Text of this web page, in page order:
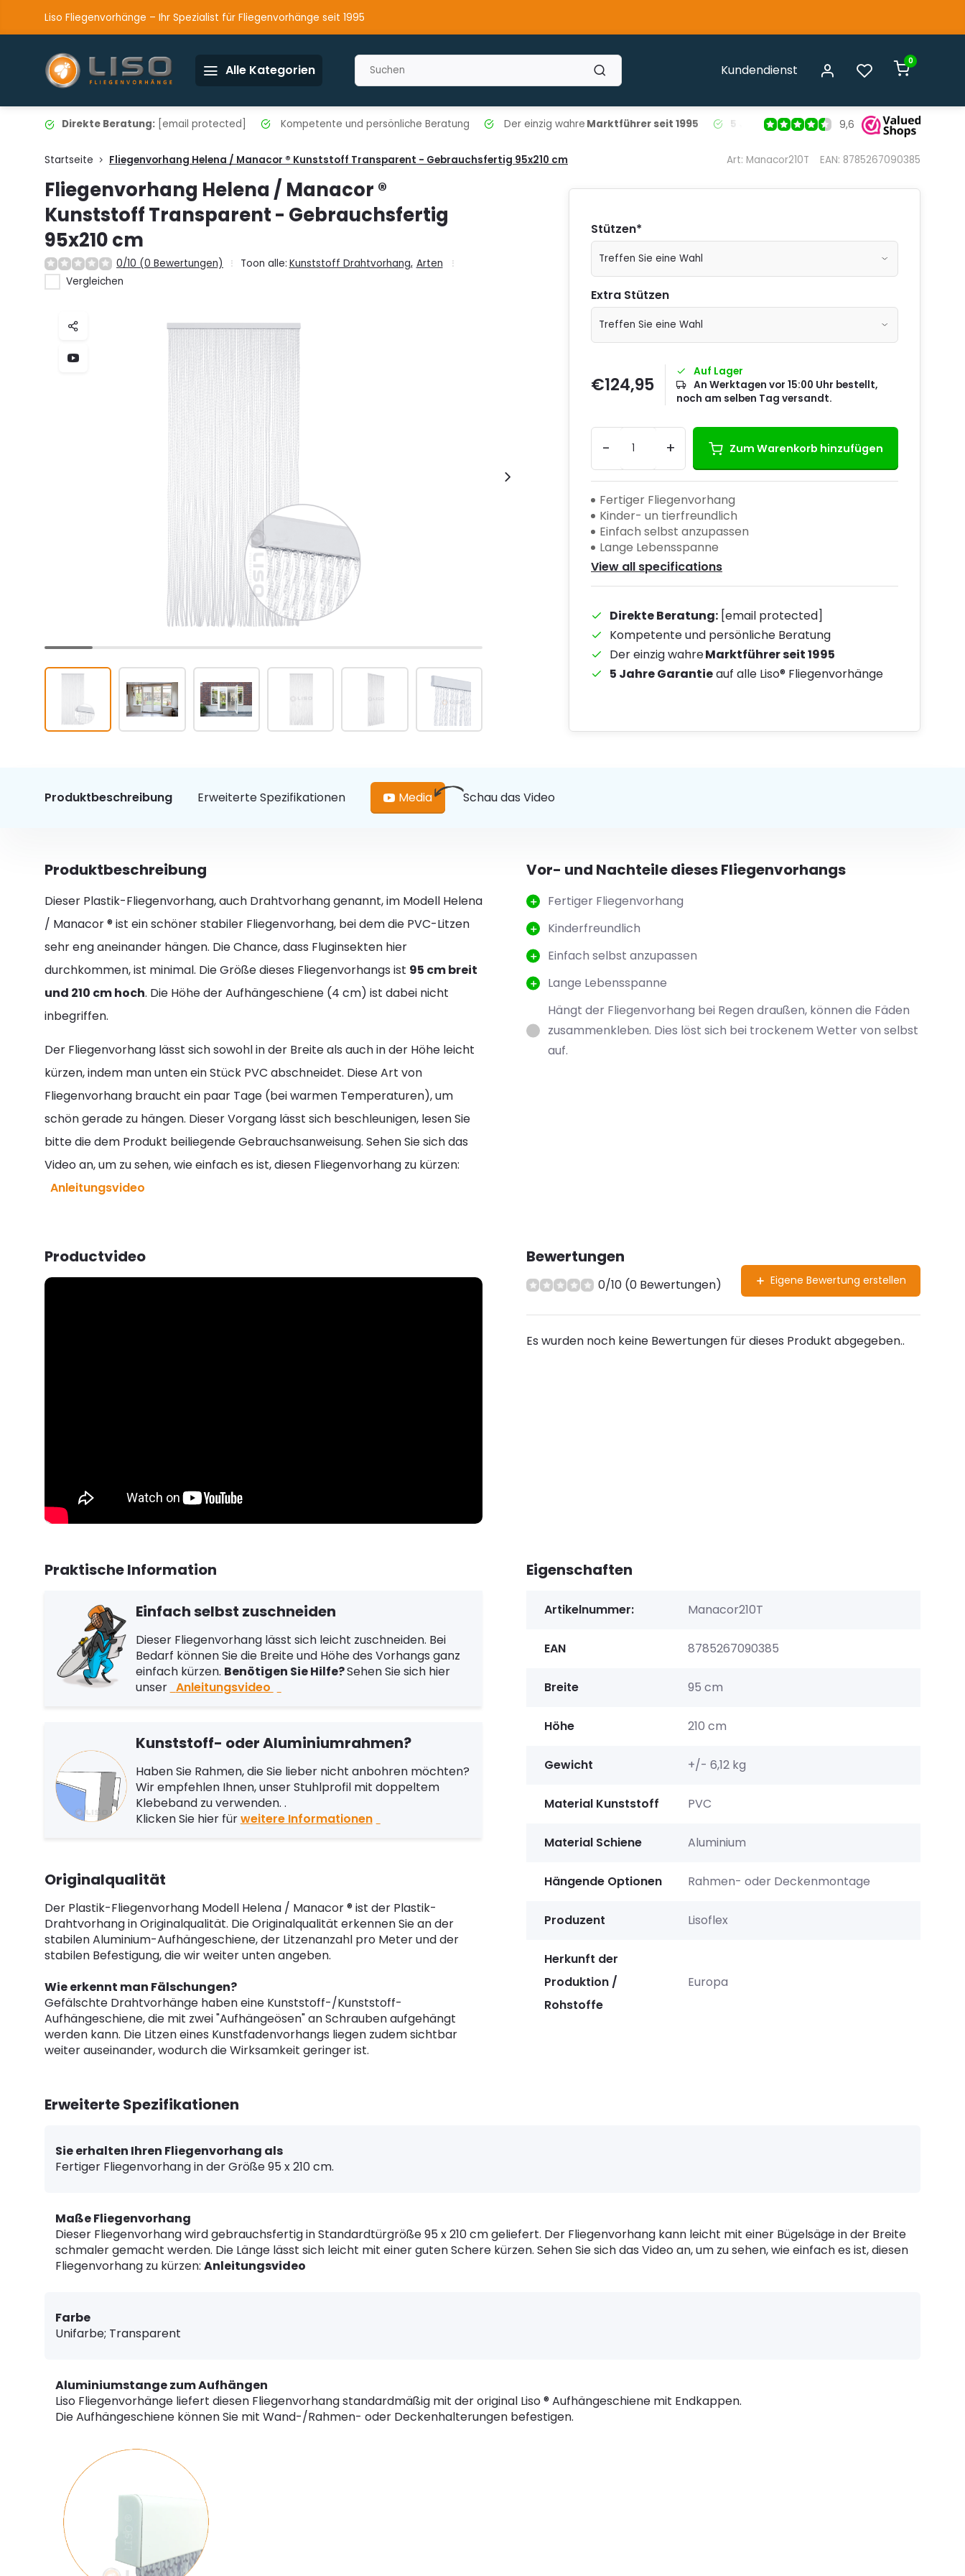
Liso Fliegenvorhänge – Ihr Spezialist für Fliegenvorhänge seit 1995
Alle Kategorien Kundendienst
0
Direkte Beratung: [email protected] Kompetente und persönliche Beratung Der einzig wahre Marktführer seit 1995 5 Jahre Garantieauf alle Liso®
9,6
Startseite Fliegenvorhang Helena / Manacor ® Kunststoff Transparent - Gebrauchsfertig 95x210 cm Art: Manacor210T EAN: 8785267090385
Fliegenvorhang Helena / Manacor ®
Kunststoff Transparent - Gebrauchsfertig
95x210 cm
0/10 (0 Bewertungen) Toon alle: Kunststoff Drahtvorhang, Arten
Vergleichen
Stützen*
Extra Stützen
€124,95
Auf Lager
An Werktagen vor 15:00 Uhr bestellt,
noch am selben Tag versandt.
- + Zum Warenkorb hinzufügen
Fertiger Fliegenvorhang
Kinder- un tierfreundlich
Einfach selbst anzupassen
Lange Lebensspanne
View all specifications
Direkte Beratung: [email protected]
Kompetente und persönliche Beratung
Der einzig wahreMarktführer seit 1995
5 Jahre Garantieauf alle Liso® Fliegenvorhänge
Produktbeschreibung Erweiterte Spezifikationen Media Schau das Video
Produktbeschreibung
Dieser Plastik-Fliegenvorhang, auch Drahtvorhang genannt, im Modell Helena
/ Manacor ® ist ein schöner stabiler Fliegenvorhang, bei dem die PVC-Litzen
sehr eng aneinander hängen. Die Chance, dass Fluginsekten hier
durchkommen, ist minimal. Die Größe dieses Fliegenvorhangs ist 95 cm breit
und 210 cm hoch. Die Höhe der Aufhängeschiene (4 cm) ist dabei nicht
inbegriffen.
Der Fliegenvorhang lässt sich sowohl in der Breite als auch in der Höhe leicht
kürzen, indem man unten ein Stück PVC abschneidet. Diese Art von
Fliegenvorhang braucht ein paar Tage (bei warmen Temperaturen), um
schön gerade zu hängen. Dieser Vorgang lässt sich beschleunigen, lesen Sie
bitte die dem Produkt beiliegende Gebrauchsanweisung. Sehen Sie sich das
Video an, um zu sehen, wie einfach es ist, diesen Fliegenvorhang zu kürzen:
Anleitungsvideo
Vor- und Nachteile dieses Fliegenvorhangs
Fertiger Fliegenvorhang
Kinderfreundlich
Einfach selbst anzupassen
Lange Lebensspanne
Hängt der Fliegenvorhang bei Regen draußen, können die Fäden
zusammenkleben. Dies löst sich bei trockenem Wetter von selbst
auf.
Productvideo Bewertungen
0/10 (0 Bewertungen) Eigene Bewertung erstellen
Es wurden noch keine Bewertungen für dieses Produkt abgegeben..
Praktische Information
Einfach selbst zuschneiden
Dieser Fliegenvorhang lässt sich leicht zuschneiden. Bei
Bedarf können Sie die Breite und Höhe des Vorhangs ganz
einfach kürzen. Benötigen Sie Hilfe?Sehen Sie sich hier
unser Anleitungsvideo
Kunststoff- oder Aluminiumrahmen?
Haben Sie Rahmen, die Sie lieber nicht anbohren möchten?
Wir empfehlen Ihnen, unser Stuhlprofil mit doppeltem
Klebeband zu verwenden. .
Klicken Sie hier fürweitere Informationen
Originalqualität
Der Plastik-Fliegenvorhang Modell Helena / Manacor ® ist der Plastik-
Drahtvorhang in Originalqualität. Die Originalqualität erkennen Sie an der
stabilen Aluminium-Aufhängeschiene, der Litzenanzahl pro Meter und der
stabilen Befestigung, die wir weiter unten angeben.
Wie erkennt man Fälschungen?
Gefälschte Drahtvorhänge haben eine Kunststoff-/Kunststoff-
Aufhängeschiene, die mit zwei "Aufhängeösen" an Schrauben aufgehängt
werden kann. Die Litzen eines Kunstfadenvorhangs liegen zudem sichtbar
weiter auseinander, wodurch die Wirksamkeit geringer ist.
Eigenschaften
Artikelnummer: Manacor210T
EAN 8785267090385
Breite 95 cm
Höhe 210 cm
Gewicht +/- 6,12 kg
Material Kunststoff PVC
Material Schiene Aluminium
Hängende Optionen Rahmen- oder Deckenmontage
Produzent Lisoflex
Herkunft der
Produktion /
Rohstoffe
Europa
Erweiterte Spezifikationen
Sie erhalten Ihren Fliegenvorhang als
Fertiger Fliegenvorhang in der Größe 95 x 210 cm.
Maße Fliegenvorhang
Dieser Fliegenvorhang wird gebrauchsfertig in Standardtürgröße 95 x 210 cm geliefert. Der Fliegenvorhang kann leicht mit einer Bügelsäge in der Breite
schmaler gemacht werden. Die Länge lässt sich leicht mit einer guten Schere kürzen. Sehen Sie sich das Video an, um zu sehen, wie einfach es ist, diesen
Fliegenvorhang zu kürzen: Anleitungsvideo
Farbe
Unifarbe; Transparent
Aluminiumstange zum Aufhängen
Liso Fliegenvorhänge liefert diesen Fliegenvorhang standardmäßig mit der original Liso ® Aufhängeschiene mit Endkappen.
Die Aufhängeschiene können Sie mit Wand-/Rahmen- oder Deckenhalterungen befestigen.